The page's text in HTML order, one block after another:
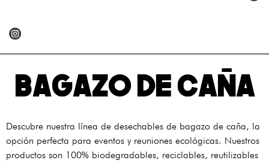
BAGAZO DE CAÑA
Descubre nuestra línea de desechables de bagazo de caña, la
opción perfecta para eventos y reuniones ecológicas. Nuestros
productos son 100% biodegradables, reciclables, reutilizables